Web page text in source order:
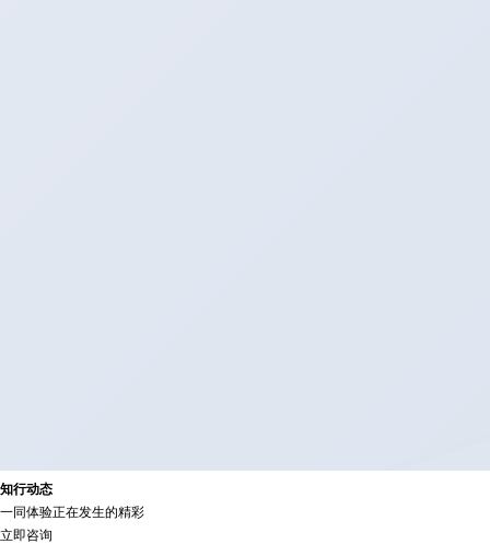
知行动态
一同体验正在发生的精彩
立即咨询